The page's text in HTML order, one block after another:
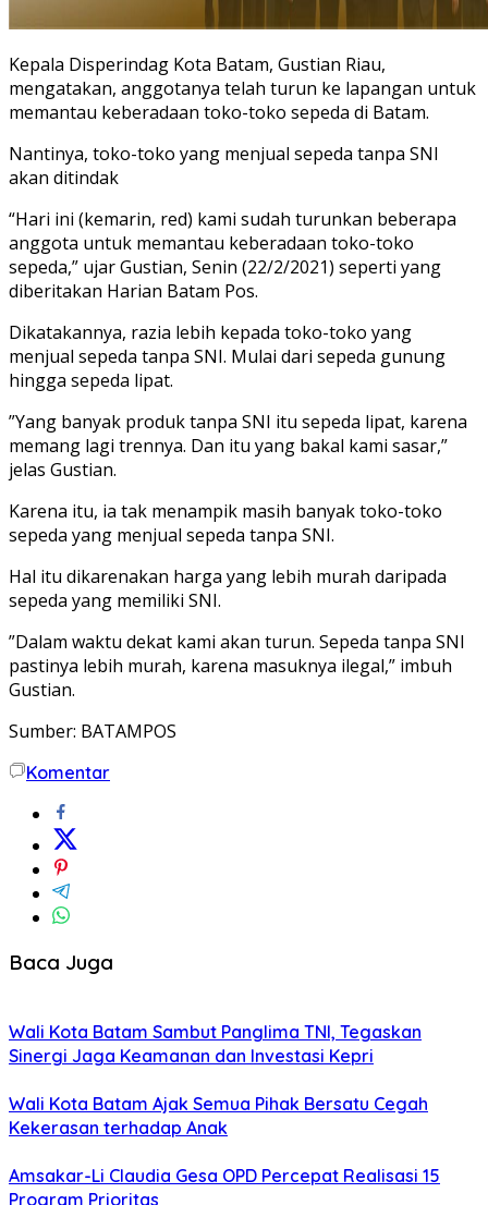
Kepala Disperindag Kota Batam, Gustian Riau,
mengatakan, anggotanya telah turun ke lapangan untuk
memantau keberadaan toko-toko sepeda di Batam.
Nantinya, toko-toko yang menjual sepeda tanpa SNI
akan ditindak
“Hari ini (kemarin, red) kami sudah turunkan beberapa
anggota untuk memantau keberadaan toko-toko
sepeda,” ujar Gustian, Senin (22/2/2021) seperti yang
diberitakan Harian Batam Pos.
Dikatakannya, razia lebih kepada toko-toko yang
menjual sepeda tanpa SNI. Mulai dari sepeda gunung
hingga sepeda lipat.
”Yang banyak produk tanpa SNI itu sepeda lipat, karena
memang lagi trennya. Dan itu yang bakal kami sasar,”
jelas Gustian.
Karena itu, ia tak menampik masih banyak toko-toko
sepeda yang menjual sepeda tanpa SNI.
Hal itu dikarenakan harga yang lebih murah daripada
sepeda yang memiliki SNI.
”Dalam waktu dekat kami akan turun. Sepeda tanpa SNI
pastinya lebih murah, karena masuknya ilegal,” imbuh
Gustian.
Sumber: BATAMPOS
Komentar
Baca Juga
Wali Kota Batam Sambut Panglima TNI, Tegaskan
Sinergi Jaga Keamanan dan Investasi Kepri
Wali Kota Batam Ajak Semua Pihak Bersatu Cegah
Kekerasan terhadap Anak
Amsakar-Li Claudia Gesa OPD Percepat Realisasi 15
Program Prioritas